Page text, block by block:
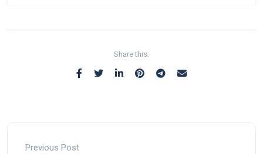
Share this:
Previous Post